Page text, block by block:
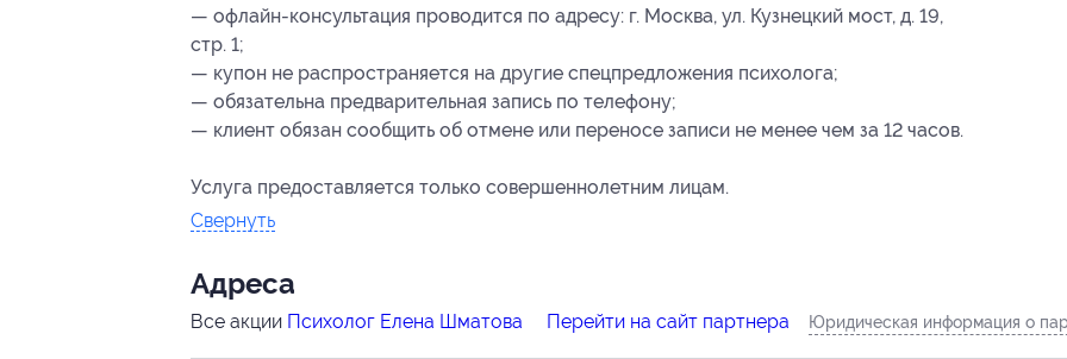
— офлайн-консультация проводится по адресу: г. Москва, ул. Кузнецкий мост, д. 19,
стр. 1;
— купон не распространяется на другие спецпредложения психолога;
— обязательна предварительная запись по телефону;
— клиент обязан сообщить об отмене или переносе записи не менее чем за 12 часов.
Услуга предоставляется только совершеннолетним лицам.
Свернуть
Адресa
Все акции Психолог Елена Шматова Перейти на сайт партнера Юридическая информация о